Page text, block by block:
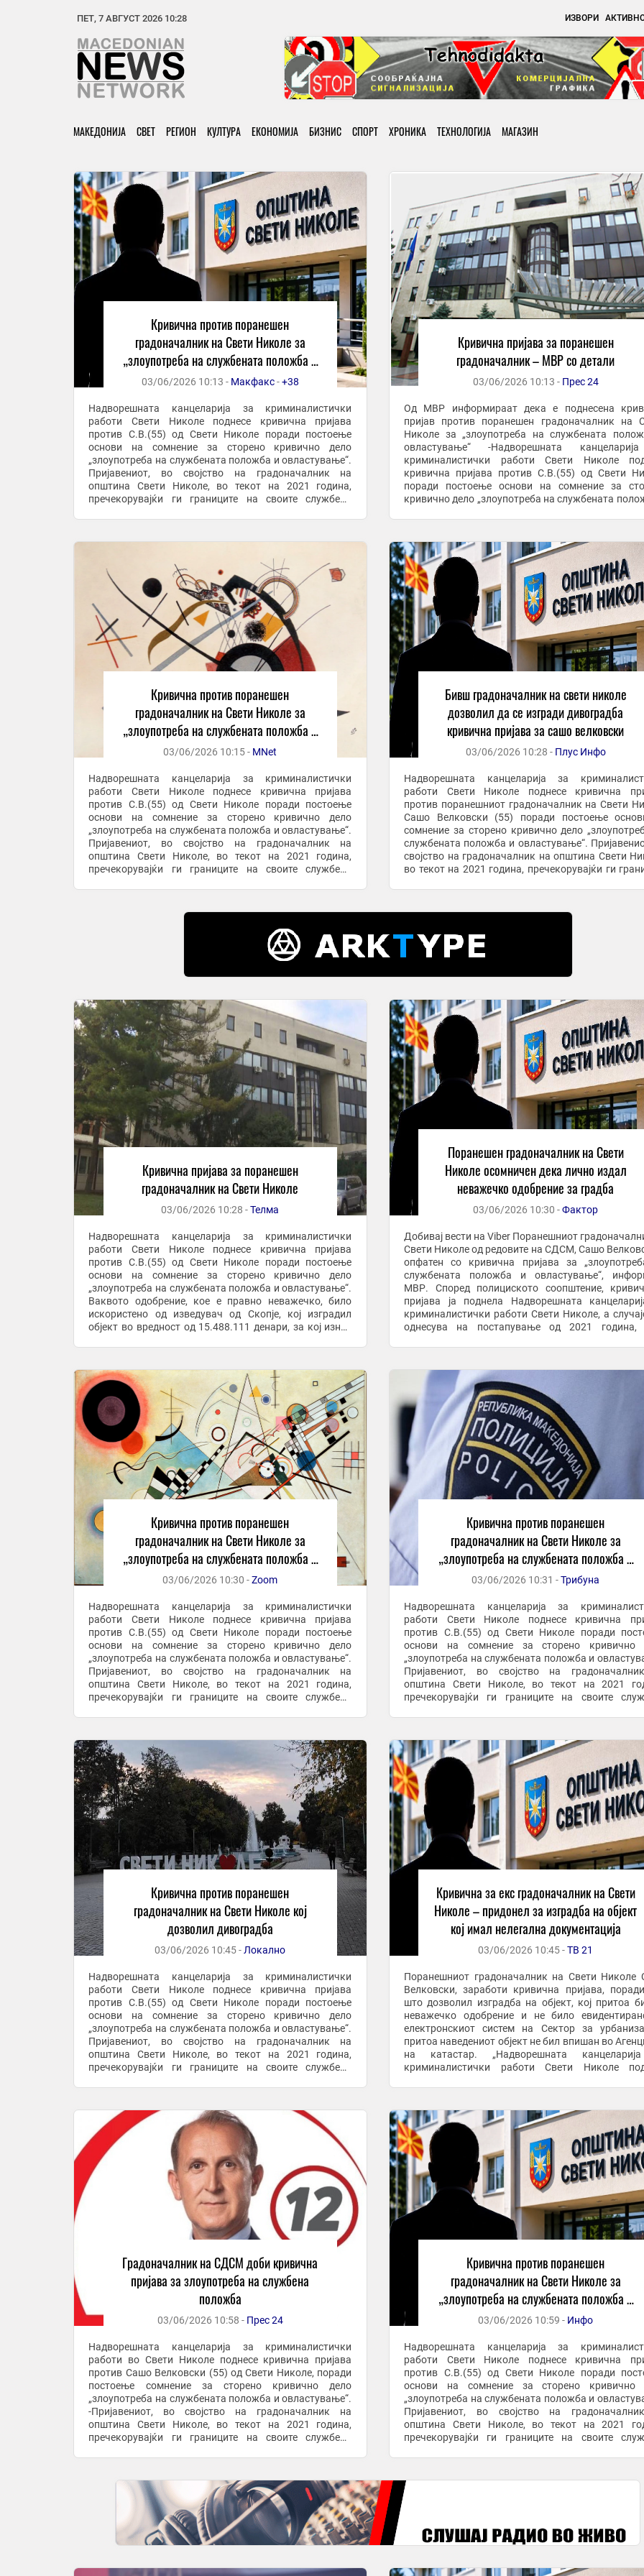
ПЕТ, 7 АВГУСТ 2026 10:28 ИЗВОРИ
МАКЕДОНИЈА СВЕТ РЕГИОН КУЛТУРА ЕКОНОМИЈА БИЗНИС СПОРТ ХРОНИКА ТЕХНОЛОГИЈА МАГАЗИН
Кривична против поранешен
градоначалник на Свети Николе за
„злоупотреба на службената положба и
овластување“
03/06/2026 10:13 - Макфакс-+38
Надворешната канцеларија за криминалистички
работи Свети Николе поднесе кривична пријава
против С.В.(55) од Свети Николе поради постоење
основи на сомнение за сторено кривично дело
„злоупотреба на службената положба и овластување“.
Пријавениот, во својство на градоначалник на
општина Свети Николе, во текот на 2021 година,
пречекорувајќи ги границите на своите службени
Кривична пријава за поранешен
градоначалник – МВР со детали
03/06/2026 10:13 - Прес 24
Од МВР информираат дека е поднесена
пријав против поранешен градоначалник на
Николе за „злоупотреба на службената
овластување“ -Надворешната
криминалистички работи Свети Николе
кривична пријава против С.В.(55) од Свети
поради постоење основи на сомнение за
кривично дело „злоупотреба на службената
Кривична против поранешен
градоначалник на Свети Николе за
„злоупотреба на службената положба и
овластување“
03/06/2026 10:15 - MNet
Надворешната канцеларија за криминалистички
работи Свети Николе поднесе кривична пријава
против С.В.(55) од Свети Николе поради постоење
основи на сомнение за сторено кривично дело
„злоупотреба на службената положба и овластување“.
Пријавениот, во својство на градоначалник на
општина Свети Николе, во текот на 2021 година,
пречекорувајќи ги границите на своите службени
Бивш градоначалник на свети николе
дозволил да се изгради дивоградба
кривична пријава за сашо велковски
03/06/2026 10:28 - Плус Инфо
Надворешната канцеларија за
работи Свети Николе поднесе кривична
против поранешниот градоначалник на Свети
Сашо Велковски (55) поради постоење
сомнение за сторено кривично дело
службената положба и овластување“.
својство на градоначалник на општина Свети
во текот на 2021 година, пречекорувајќи ги
Кривична пријава за поранешен
градоначалник на Свети Николе
03/06/2026 10:28 -Телма
Надворешната канцеларија за криминалистички
работи Свети Николе поднесе кривична пријава
против С.В.(55) од Свети Николе поради постоење
основи на сомнение за сторено кривично дело
„злоупотреба на службената положба и овластување“.
Ваквото одобрение, кое е правно неважечко, било
искористено од изведувач од Скопје, кој изградил
објект во вредност од 15.488.111 денари, за кој износ
Поранешен градоначалник на Свети
Николе осомничен дека лично издал
неважечко одобрение за градба
03/06/2026 10:30 -Фактор
Добивај вести на Viber Поранешниот градоначалник на
Свети Николе од редовите на СДСМ, Сашо
опфатен со кривична пријава за
службената положба и овластување“,
МВР. Според полициското соопштение,
пријава ја поднела Надворешната
криминалистички работи Свети Николе, а
однесува на постапување од 2021 година,
Кривична против поранешен
градоначалник на Свети Николе за
„злоупотреба на службената положба и
овластување“
03/06/2026 10:30 -Zoom
Надворешната канцеларија за криминалистички
работи Свети Николе поднесе кривична пријава
против С.В.(55) од Свети Николе поради постоење
основи на сомнение за сторено кривично дело
„злоупотреба на службената положба и овластување“.
Пријавениот, во својство на градоначалник на
општина Свети Николе, во текот на 2021 година,
пречекорувајќи ги границите на своите службени
Кривична против поранешен
градоначалник на Свети Николе за
„злоупотреба на службената положба и
овластување“
03/06/2026 10:31 -Трибуна
Надворешната канцеларија за
работи Свети Николе поднесе кривична
против С.В.(55) од Свети Николе поради
основи на сомнение за сторено кривично
„злоупотреба на службената положба и
Пријавениот, во својство на
општина Свети Николе, во текот на 2021
пречекорувајќи ги границите на своите
Кривична против поранешен
градоначалник на Свети Николе кој
дозволил дивоградба
03/06/2026 10:45 - Локално
Надворешната канцеларија за криминалистички
работи Свети Николе поднесе кривична пријава
против С.В.(55) од Свети Николе поради постоење
основи на сомнение за сторено кривично дело
„злоупотреба на службената положба и овластување“.
Пријавениот, во својство на градоначалник на
општина Свети Николе, во текот на 2021 година,
пречекорувајќи ги границите на своите службени
Кривична за екс градоначалник на Свети
Николе – придонел за изградба на објект
кој имал нелегална документација
03/06/2026 10:45 -ТВ 21
Поранешниот градоначалник на Свети Николе
Велковски, заработи кривична пријава,
што дозволил изградба на објект, кој притоа
неважечко одобрение и не било
електронскиот систем на Сектор за
притоа наведениот објект не бил впишан во
на катастар. „Надворешната
криминалистички работи Свети Николе
Градоначалник на СДСМ доби кривична
пријава за злоупотреба на службена
положба
03/06/2026 10:58 - Прес 24
Надворешната канцеларија за криминалистички
работи во Свети Николе поднесе кривична пријава
против Сашо Велковски (55) од Свети Николе, поради
постоење сомнение за сторено кривично дело
„злоупотреба на службената положба и овластување“.
-Пријавениот, во својство на градоначалник на
општина Свети Николе, во текот на 2021 година,
пречекорувајќи ги границите на своите службени
Кривична против поранешен
градоначалник на Свети Николе за
„злоупотреба на службената положба и
овластување“
03/06/2026 10:59 - Инфо
Надворешната канцеларија за
работи Свети Николе поднесе кривична
против С.В.(55) од Свети Николе поради
основи на сомнение за сторено кривично
„злоупотреба на службената положба и
Пријавениот, во својство на
општина Свети Николе, во текот на 2021
пречекорувајќи ги границите на своите